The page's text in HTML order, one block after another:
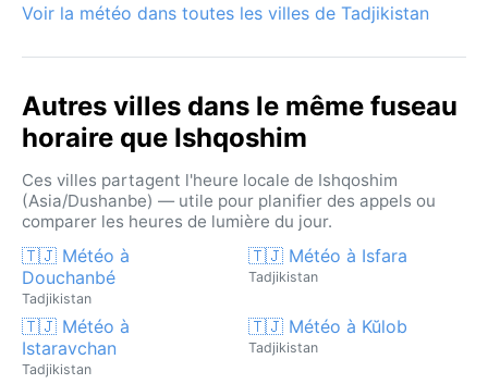
Voir la météo dans toutes les villes de Tadjikistan
Autres villes dans le même fuseau
horaire que Ishqoshim
Ces villes partagent l'heure locale de Ishqoshim
(Asia/Dushanbe) — utile pour planifier des appels ou
comparer les heures de lumière du jour.
🇹🇯 Météo à
Douchanbé
Tadjikistan
🇹🇯 Météo à Isfara
Tadjikistan
🇹🇯 Météo à
Istaravchan
Tadjikistan
🇹🇯 Météo à Kŭlob
Tadjikistan